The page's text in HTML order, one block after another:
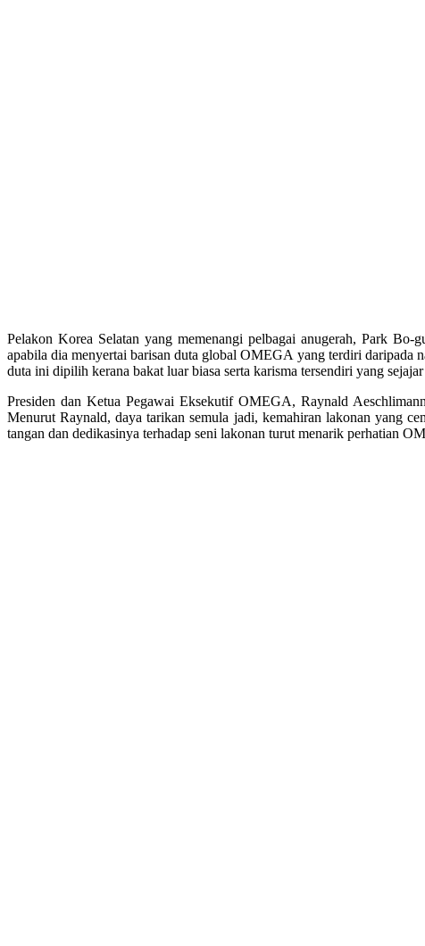
Pelakon Korea Selatan yang memenangi pelbagai anugerah, Park
apabila dia menyertai barisan duta global OMEGA yang terdiri
duta ini dipilih kerana bakat luar biasa serta karisma tersendiri yang
Presiden dan Ketua Pegawai Eksekutif OMEGA, Raynald
Menurut Raynald, daya tarikan semula jadi, kemahiran lakonan yang
tangan dan dedikasinya terhadap seni lakonan turut menarik perhatian